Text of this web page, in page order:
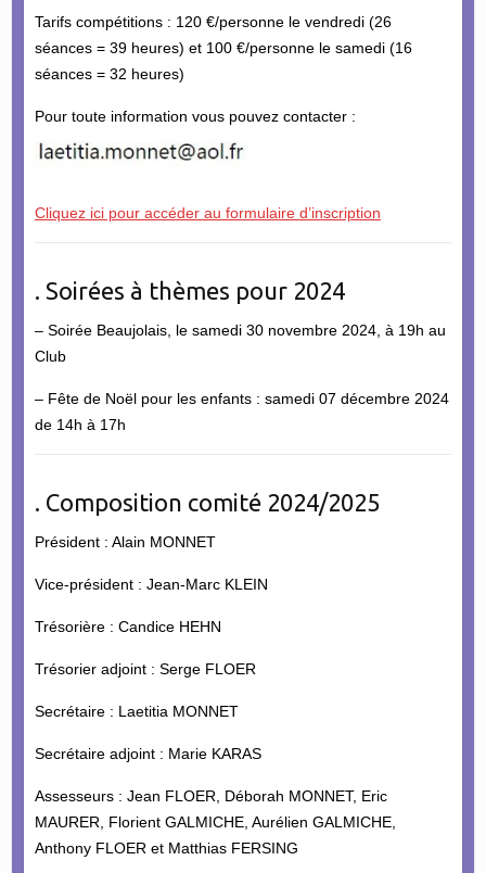
Tarifs compétitions : 120 €/personne le vendredi (26
séances = 39 heures) et 100 €/personne le samedi (16
séances = 32 heures)
Pour toute information vous pouvez contacter :
Cliquez ici pour accéder au formulaire d’inscription
. Soirées à thèmes pour 2024
– Soirée Beaujolais, le samedi 30 novembre 2024, à 19h au
Club
– Fête de Noël pour les enfants : samedi 07 décembre 2024
de 14h à 17h
. Composition comité 2024/2025
Président : Alain MONNET
Vice-président : Jean-Marc KLEIN
Trésorière : Candice HEHN
Trésorier adjoint : Serge FLOER
Secrétaire : Laetitia MONNET
Secrétaire adjoint : Marie KARAS
Assesseurs : Jean FLOER, Déborah MONNET, Eric
MAURER, Florient GALMICHE, Aurélien GALMICHE,
Anthony FLOER et Matthias FERSING